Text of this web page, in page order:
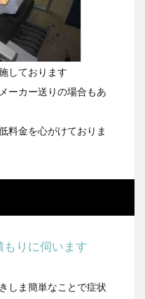
しております
ーカー送りの場合もあ
料金を心がけておりま
りに伺います
しま簡単なことで症状